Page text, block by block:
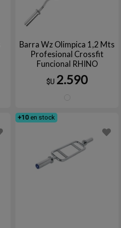
Barra Wz Olimpica 1,2 Mts
Profesional Crossfit
Funcional RHINO
$U 2.590
+10 en stock